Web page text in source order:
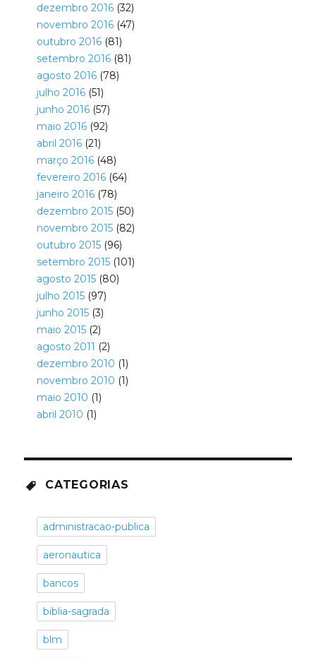
dezembro 2016(32)
novembro 2016(47)
outubro 2016(81)
setembro 2016(81)
agosto 2016(78)
julho 2016(51)
junho 2016(57)
maio 2016(92)
abril 2016(21)
março 2016(48)
fevereiro 2016(64)
janeiro 2016(78)
dezembro 2015(50)
novembro 2015(82)
outubro 2015(96)
setembro 2015(101)
agosto 2015(80)
julho 2015(97)
junho 2015(3)
maio 2015(2)
agosto 2011 (2)
dezembro 2010 (1)
novembro 2010 (1)
maio 2010 (1)
abril 2010 (1)
CATEGORIAS
administracao-publica
aeronautica
bancos
biblia-sagrada
blm